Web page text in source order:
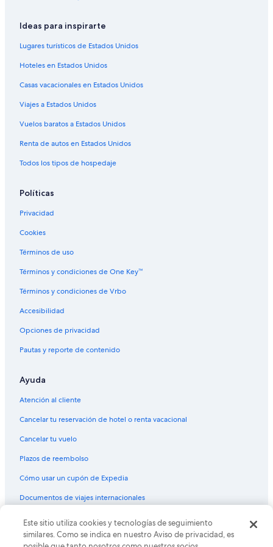
Hoteles con casino en Las Colinas de Peralta Ramos
Hoteles de golf en Las Colinas de Peralta Ramos
Hoteles con aire acondicionado en Las Colinas de Peralta
Ramos
Hoteles en Las Colinas de Peralta Ramos
Ideas para inspirarte
Lugares turísticos de Estados Unidos
Hoteles en Estados Unidos
Casas vacacionales en Estados Unidos
Viajes a Estados Unidos
Vuelos baratos a Estados Unidos
Renta de autos en Estados Unidos
Todos los tipos de hospedaje
Políticas
Privacidad
Cookies
Términos de uso
Términos y condiciones de One Key™
Términos y condiciones de Vrbo
Accesibilidad
Opciones de privacidad
Pautas y reporte de contenido
Ayuda
Atención al cliente
Cancelar tu reservación de hotel o renta vacacional
Cancelar tu vuelo
Plazos de reembolso
Cómo usar un cupón de Expedia
Documentos de viajes internacionales
© 2026 Expedia, Inc., una empresa de Expedia Group. Todos los
derechos reservados. Expedia y el logo de Expedia son marcas
registradas o marcas comerciales de Expedia, Inc. CST# 2029030-50.
Este sitio utiliza cookies y tecnologías de seguimiento
similares. Como se indica en nuestro Aviso de privacidad, es